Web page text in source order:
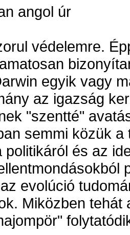
angol úr
védelemre.
egyik vagy
az igazság
"szentté"
semmi közük
politikáról és az
evolúció
Miközben tehát